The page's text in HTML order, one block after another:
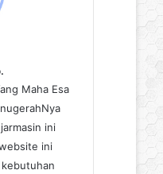
Maha Esa
ini
ini